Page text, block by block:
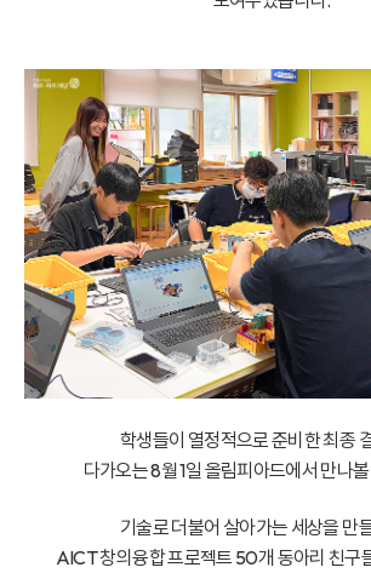
학생들이 열정적으로 준비한 최종
다가오는 8월 1일 올림피아드에서 만나
기술로 더불어 살아가는 세상을 만
AICT 창의융합 프로젝트 50개 동아리 친구